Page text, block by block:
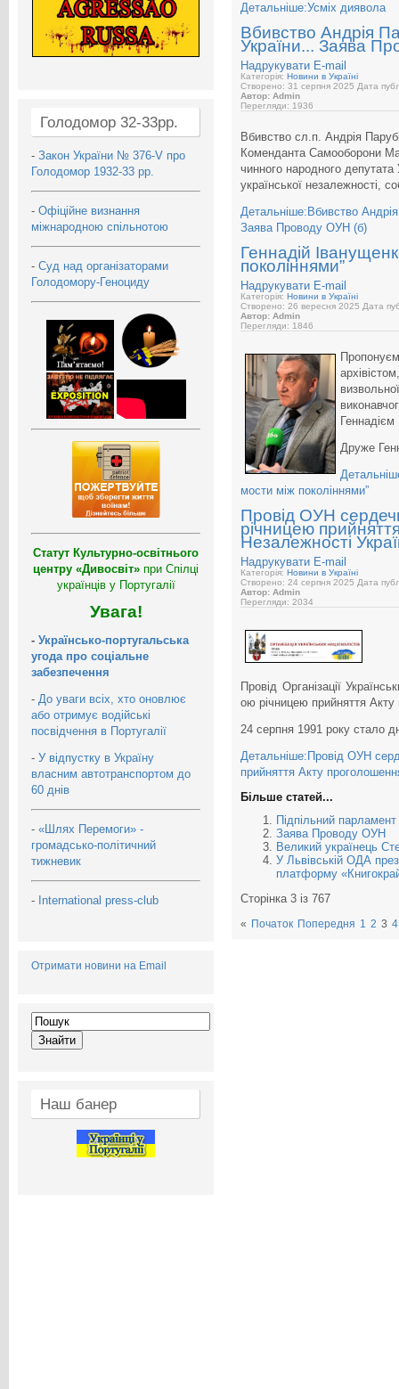
Голодомор 32-33рр.
- Закон України № 376-V про
Голодомор 1932-33 рр.
- Офіційне визнання
міжнародною спільнотою
- Суд над організаторами
Голодомору-Геноциду
Статут Культурно-освітнього
центру «Дивосвіт» при Спілці
українців у Португалії
Увага!
- Українсько-португальська
угода про соціальне
забезпечення
- До уваги всіх, хто оновлює
або отримує водійські
посвідчення в Португалії
- У відпустку в Україну
власним автотранспортом до
60 днів
- «Шлях Перемоги» -
громадсько-політичний
тижневик
- International press-club
Отримати новини на Email
Наш банер
Детальніше:Усміх диявола
Вбивство Андрія
України... Заява
Надрукувати E-mail
Категорія: Новини в Україні
Створено: 31 серпня 2025 Дата
Автор: Admin
Перегляди: 1936
Вбивство сл.п. Андрія
Коменданта Самооборони
чинного народного депутата
української незалежності,
Детальніше:Вбивство
Заява Проводу ОУН (б)
Геннадій
поколіннями”
Надрукувати E-mail
Категорія: Новини в Україні
Створено: 26 вересня 2025 Дата
Автор: Admin
Перегляди: 1846
Друже
мости між поколіннями”
Провід ОУН
річницею
Незалежності
Надрукувати E-mail
Категорія: Новини в Україні
Створено: 24 серпня 2025 Дата
Автор: Admin
Перегляди: 2034
Провід Організації
ою річницею прийняття Акту
24 серпня 1991 року стало
Детальніше:Провід ОУН
прийняття Акту
Більше статей...
Підпільний
Заява Проводу ОУН
Великий українець
У Львівській ОДА
платформу
Сторінка 3 із 767
« Початок Попередня 1 2 3 4